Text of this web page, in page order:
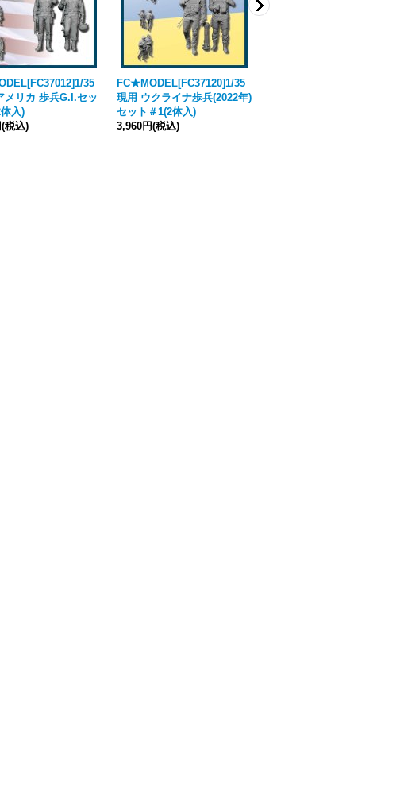
35
メリカ 歩兵G.I.セッ
体入)
(税込)
FC★MODEL[FC37120]1/35
現用 ウクライナ歩兵(2022年)
セット＃1(2体入)
3,960円(税込)